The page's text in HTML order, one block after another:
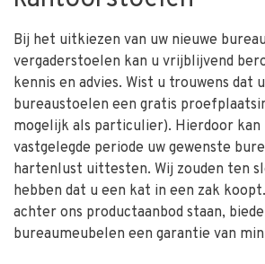
Bij het uitkiezen van uw nieuwe
vergaderstoelen kan u vrijblijvend
kennis en advies. Wist u trouwens dat
bureaustoelen een gratis
mogelijk als particulier). Hierdoor kan
vastgelegde periode uw gewenste
hartenlust uittesten. Wij zouden ten
hebben dat u een kat in een zak
achter ons productaanbod staan,
bureaumeubelen een garantie van